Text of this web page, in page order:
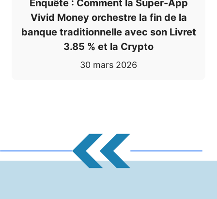
Enquête : Comment la Super-App
Vivid Money orchestre la fin de la
banque traditionnelle avec son Livret
3.85 % et la Crypto
30 mars 2026